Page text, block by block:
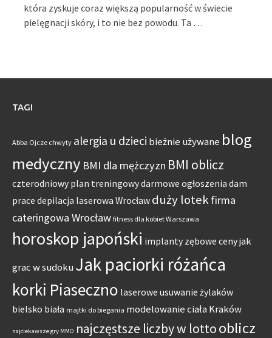
która zyskuje coraz większą popularność w świecie
pielęgnacji skóry, i to nie bez powodu. Ta …
TAGI
Abba Ojcze chwyty alergia u dzieci bieżnie używane blog
medyczny BMI dla mężczyzn BMI oblicz
czterodniowy plan treningowydarmowe ogłoszenia dam
prace depilacja laserowa Wrocław duży lotekfirma
cateringowa Wrocław fitness dla kobiet Warszawa
horoskop japoński implanty zębowe cenyjak
grac w sudoku Jak paciorki różańca
korki Piaseczno laserowe usuwanie żylaków
bielsko biała majtki do biegania modelowanie ciała Kraków
najciekawsze gry MMO najczęstsze liczby w lottooblicz